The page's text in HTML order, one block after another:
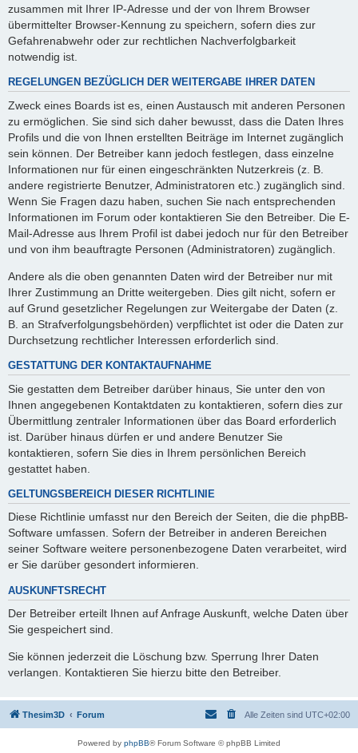
zusammen mit Ihrer IP-Adresse und der von Ihrem Browser
übermittelter Browser-Kennung zu speichern, sofern dies zur
Gefahrenabwehr oder zur rechtlichen Nachverfolgbarkeit
notwendig ist.
REGELUNGEN BEZÜGLICH DER WEITERGABE IHRER DATEN
Zweck eines Boards ist es, einen Austausch mit anderen Personen
zu ermöglichen. Sie sind sich daher bewusst, dass die Daten Ihres
Profils und die von Ihnen erstellten Beiträge im Internet zugänglich
sein können. Der Betreiber kann jedoch festlegen, dass einzelne
Informationen nur für einen eingeschränkten Nutzerkreis (z. B.
andere registrierte Benutzer, Administratoren etc.) zugänglich sind.
Wenn Sie Fragen dazu haben, suchen Sie nach entsprechenden
Informationen im Forum oder kontaktieren Sie den Betreiber. Die E-
Mail-Adresse aus Ihrem Profil ist dabei jedoch nur für den Betreiber
und von ihm beauftragte Personen (Administratoren) zugänglich.
Andere als die oben genannten Daten wird der Betreiber nur mit
Ihrer Zustimmung an Dritte weitergeben. Dies gilt nicht, sofern er
auf Grund gesetzlicher Regelungen zur Weitergabe der Daten (z.
B. an Strafverfolgungsbehörden) verpflichtet ist oder die Daten zur
Durchsetzung rechtlicher Interessen erforderlich sind.
GESTATTUNG DER KONTAKTAUFNAHME
Sie gestatten dem Betreiber darüber hinaus, Sie unter den von
Ihnen angegebenen Kontaktdaten zu kontaktieren, sofern dies zur
Übermittlung zentraler Informationen über das Board erforderlich
ist. Darüber hinaus dürfen er und andere Benutzer Sie
kontaktieren, sofern Sie dies in Ihrem persönlichen Bereich
gestattet haben.
GELTUNGSBEREICH DIESER RICHTLINIE
Diese Richtlinie umfasst nur den Bereich der Seiten, die die phpBB-
Software umfassen. Sofern der Betreiber in anderen Bereichen
seiner Software weitere personenbezogene Daten verarbeitet, wird
er Sie darüber gesondert informieren.
AUSKUNFTSRECHT
Der Betreiber erteilt Ihnen auf Anfrage Auskunft, welche Daten über
Sie gespeichert sind.
Sie können jederzeit die Löschung bzw. Sperrung Ihrer Daten
verlangen. Kontaktieren Sie hierzu bitte den Betreiber.
Thesim3D Forum Alle Zeiten sind UTC+02:00
Powered by phpBB® Forum Software © phpBB Limited